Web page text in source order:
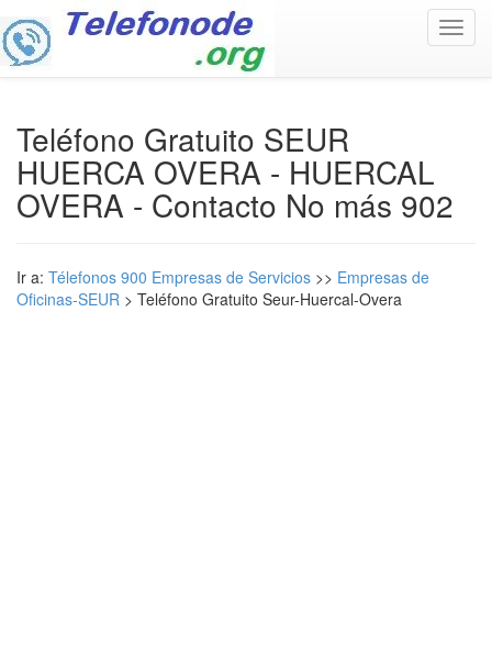
Teléfono Gratuito SEUR
HUERCA OVERA - HUERCAL
OVERA - Contacto No más 902
Ir a: Télefonos 900 Empresas de Servicios >> Empresas de
Oficinas-SEUR > Teléfono Gratuito Seur-Huercal-Overa